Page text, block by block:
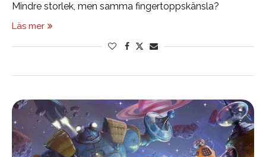
Mindre storlek, men samma fingertoppskänsla?
Läs mer